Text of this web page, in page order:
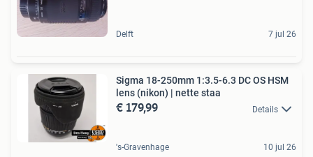
Delft 7 jul 26
Sigma 18-250mm 1:3.5-6.3 DC OS HSM
lens (nikon) | nette staa
€ 179,99 Details
's-Gravenhage 10 jul 26